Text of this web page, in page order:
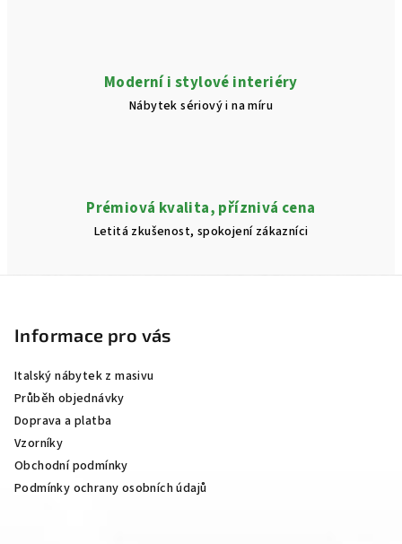
Moderní i stylové interiéry
Nábytek sériový i na míru
Prémiová kvalita, příznivá cena
Letitá zkušenost, spokojení zákazníci
Informace pro vás
Italský nábytek z masivu
Průběh objednávky
Doprava a platba
Vzorníky
Obchodní podmínky
Podmínky ochrany osobních údajů